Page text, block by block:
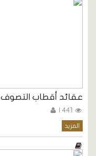
عقائد أقطاب التصوف
المزيد